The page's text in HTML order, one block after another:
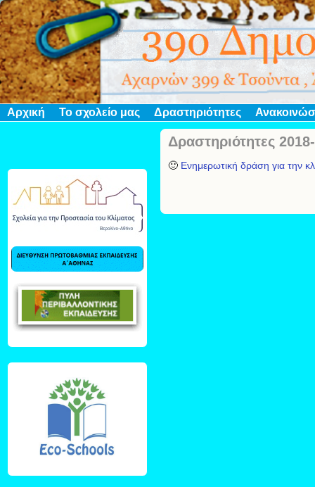
Αρχική Το σχολείο μας Δραστηριότητες
Δραστηριότητες
🙂 Ενημερωτική δράση για την